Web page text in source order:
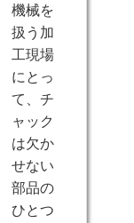
機械を
扱う加
工現場
にとっ
て、チ
ャック
は欠か
せない
部品の
ひとつ